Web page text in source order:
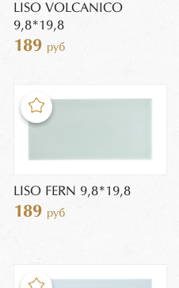
LISO VOLCANICO
9,8*19,8
189 руб
LISO FERN 9,8*19,8
189 руб